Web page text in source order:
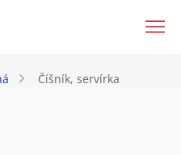
Číšník, servírka